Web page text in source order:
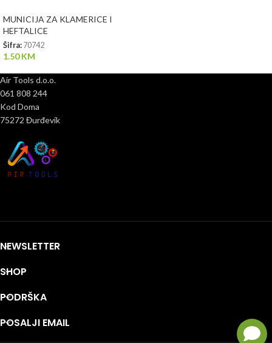
MUNICIJA ZA KLAMERICE I
HEFTALICE
Šifra: 70742
1.50KM
Air Tools d.o.o.
061 808 244
Kod Doma
75272 Đurđevik
NEWSLETTER
SHOP
PODRŠKA
POSALJI EMAIL